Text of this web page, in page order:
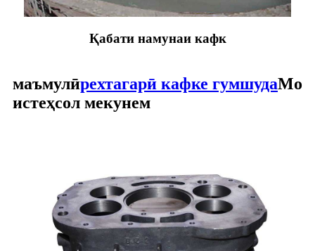
Қабати намунаи кафк
маъмулӣрехтагарӣ кафке гумшудаМо
истеҳсол мекунем